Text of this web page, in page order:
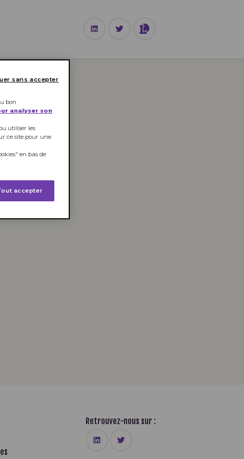
Retrouvez-nous sur :
sans accepter
bon
analyser son
utiliser les
ce site pour une
en bas de
accepter